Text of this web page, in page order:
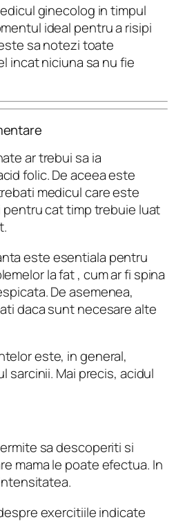
ginecolog in timpul
ideal pentru a risipi
sa notezi toate
incat niciuna sa nu fie
ar trebui sa ia
folic. De aceea este
medicul care este
pentru cat timp trebuie luat
este esentiala pentru
la fat , cum ar fi spina
De asemenea,
daca sunt necesare alte
este, in general,
sarcinii. Mai precis, acidul
sa descoperiti si
mama le poate efectua. In
exercitiile indicate